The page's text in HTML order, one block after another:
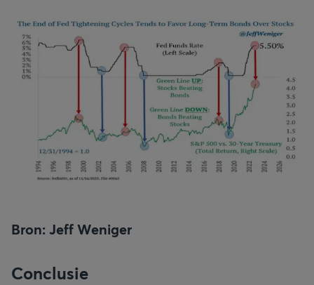
Bron: Jeff Weniger
Conclusie